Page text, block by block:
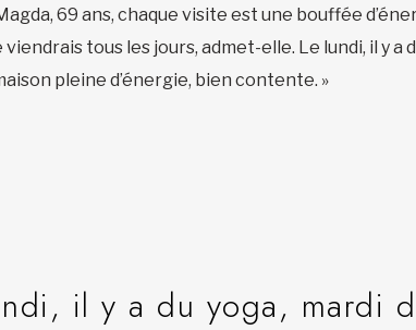
69 ans, chaque visite est une bouffée
tous les jours, admet-elle. Le lundi, il y a
pleine d’énergie, bien contente. »
il y a du yoga, mardi